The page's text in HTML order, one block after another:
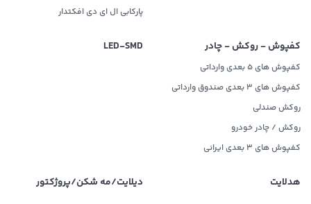
پارکابی ال ای دی افکتدار
کفپوش - روکش - چادر
کفپوش های 5 بعدی وارداتی
کفپوش های 3 بعدی صندوق وارداتی
روکش صندلی
روکش / چادر خودرو
کفپوش های ۳ بعدی ایرانی
LED‌-SMD
هدلایت
دیلایت/مه شکن/پروژکتور